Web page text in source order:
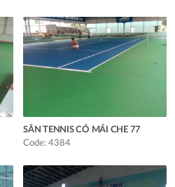
SÂN TENNIS CÓ MÁI CHE 77
Code: 4384